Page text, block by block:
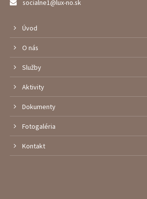
socialne1@lux-no.sk
Úvod
O nás
Služby
Aktivity
Dokumenty
Fotogaléria
Kontakt